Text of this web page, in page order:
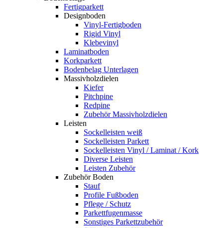
Fertigparkett
Designboden
Vinyl-Fertigboden
Rigid Vinyl
Klebevinyl
Laminatboden
Korkparkett
Bodenbelag Unterlagen
Massivholzdielen
Kiefer
Pitchpine
Redpine
Zubehör Massivholzdielen
Leisten
Sockelleisten weiß
Sockelleisten Parkett
Sockelleisten Vinyl / Laminat / Kork
Diverse Leisten
Leisten Zubehör
Zubehör Boden
Stauf
Profile Fußboden
Pflege / Schutz
Parkettfugenmasse
Sonstiges Parkettzubehör